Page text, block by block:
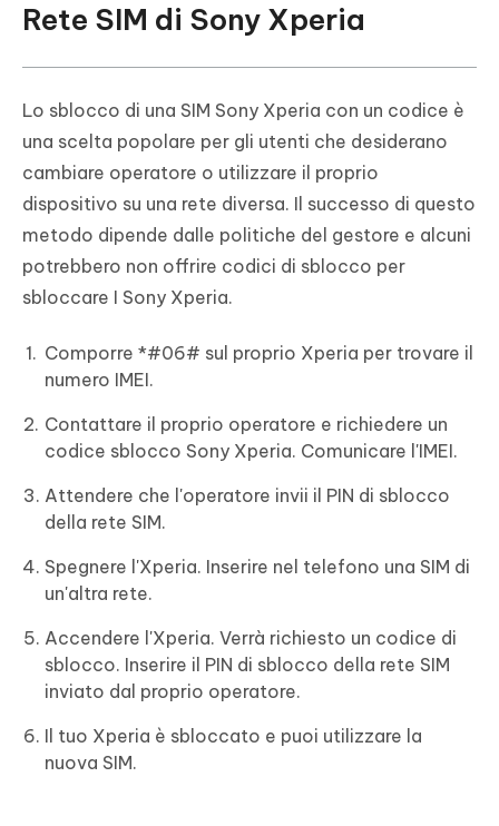
Rete SIM di Sony Xperia
Lo sblocco di una SIM Sony Xperia con un codice è
una scelta popolare per gli utenti che desiderano
cambiare operatore o utilizzare il proprio
dispositivo su una rete diversa. Il successo di questo
metodo dipende dalle politiche del gestore e alcuni
potrebbero non offrire codici di sblocco per
sbloccare I Sony Xperia.
Comporre *#06# sul proprio Xperia per trovare il
numero IMEI.
Contattare il proprio operatore e richiedere un
codice sblocco Sony Xperia. Comunicare l'IMEI.
Attendere che l'operatore invii il PIN di sblocco
della rete SIM.
Spegnere l'Xperia. Inserire nel telefono una SIM di
un'altra rete.
Accendere l'Xperia. Verrà richiesto un codice di
sblocco. Inserire il PIN di sblocco della rete SIM
inviato dal proprio operatore.
Il tuo Xperia è sbloccato e puoi utilizzare la
nuova SIM.